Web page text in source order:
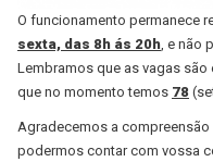
O funcionamento permanece
sexta, das 8h ás 20h, e não
Lembramos que as vagas são
que no momento temos 78
Agradecemos a
podermos contar com vossa